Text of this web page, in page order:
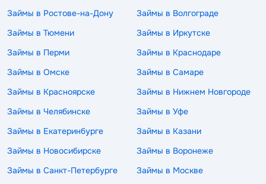
Займы в Ростове-на-Дону
Займы в Волгограде
Займы в Тюмени
Займы в Иркутске
Займы в Перми
Займы в Краснодаре
Займы в Омске
Займы в Самаре
Займы в Красноярске
Займы в Нижнем Новгороде
Займы в Челябинске
Займы в Уфе
Займы в Екатеринбурге
Займы в Казани
Займы в Новосибирске
Займы в Воронеже
Займы в Санкт-Петербурге
Займы в Москве